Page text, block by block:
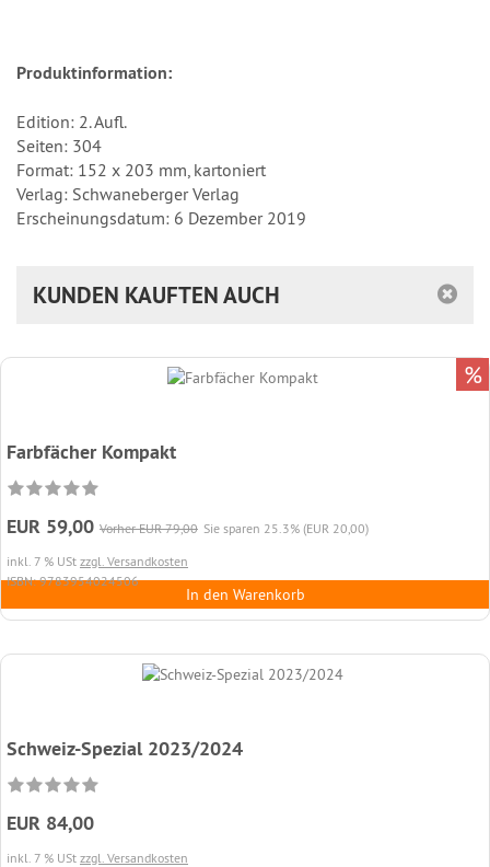
Produktinformation:
Edition: 2. Aufl.
Seiten: 304
Format: 152 x 203 mm, kartoniert
Verlag: Schwaneberger Verlag
Erscheinungsdatum: 6 Dezember 2019
KUNDEN KAUFTEN AUCH
Farbfächer Kompakt
EUR 59,00 Vorher EUR 79,00 Sie sparen 25.3% (EUR 20,00)
inkl. 7 % USt zzgl. Versandkosten
ISBN: 9783954024506
In den Warenkorb
%
Schweiz-Spezial 2023/2024
EUR 84,00
inkl. 7 % USt zzgl. Versandkosten